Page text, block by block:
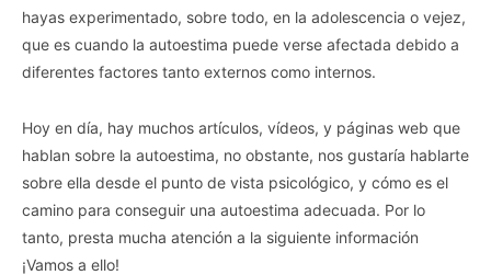
hayas experimentado, sobre todo, en la adolescencia o vejez,
que es cuando la autoestima puede verse afectada debido a
diferentes factores tanto externos como internos.
Hoy en día, hay muchos artículos, vídeos, y páginas web que
hablan sobre la autoestima, no obstante, nos gustaría hablarte
sobre ella desde el punto de vista psicológico, y cómo es el
camino para conseguir una autoestima adecuada. Por lo
tanto, presta mucha atención a la siguiente información
¡Vamos a ello!